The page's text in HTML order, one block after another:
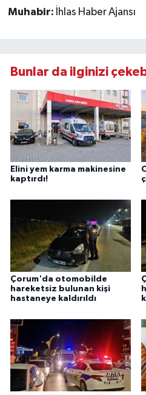
Muhabir: İhlas Haber Ajansı
Bunlar da ilginizi
Elini yem karma makinesine
kaptırdı!
Çorum'da otomobilde
hareketsiz bulunan kişi
hastaneye kaldırıldı